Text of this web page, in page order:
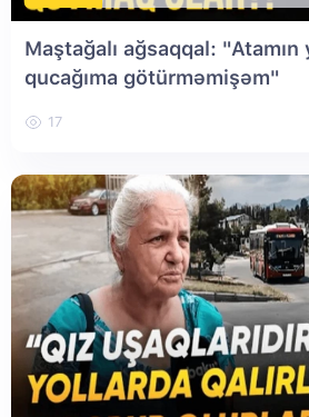
Maştağalı ağsaqqal: "Atamın
qucağıma götürməmişəm"
17